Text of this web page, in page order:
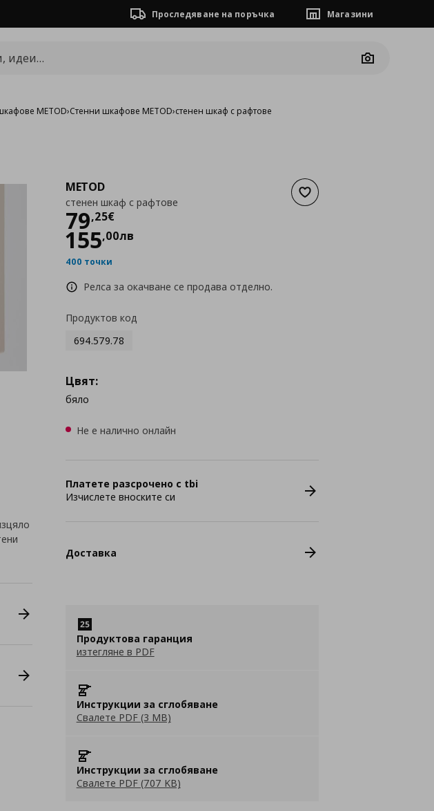
Проследяване на поръчка Магазини
Camera
METOD›Стенни шкафове METOD›стенен шкаф с рафтове
Добави към списъка с
METOD
стенен шкаф с рафтове
79,25€
Цена
155,00лв
400 точки
Релса за окачване се продава отделно.
Продуктов код
694.579.78
Цвят:
бяло
Не е налично онлайн
Платете разсрочено с tbi
Изчислете вноските си
Доставка
Продуктова гаранция
изтегляне в PDF
Инструкции за сглобяване
Свалете PDF (3 MB)
Инструкции за сглобяване
Свалете PDF (707 KB)